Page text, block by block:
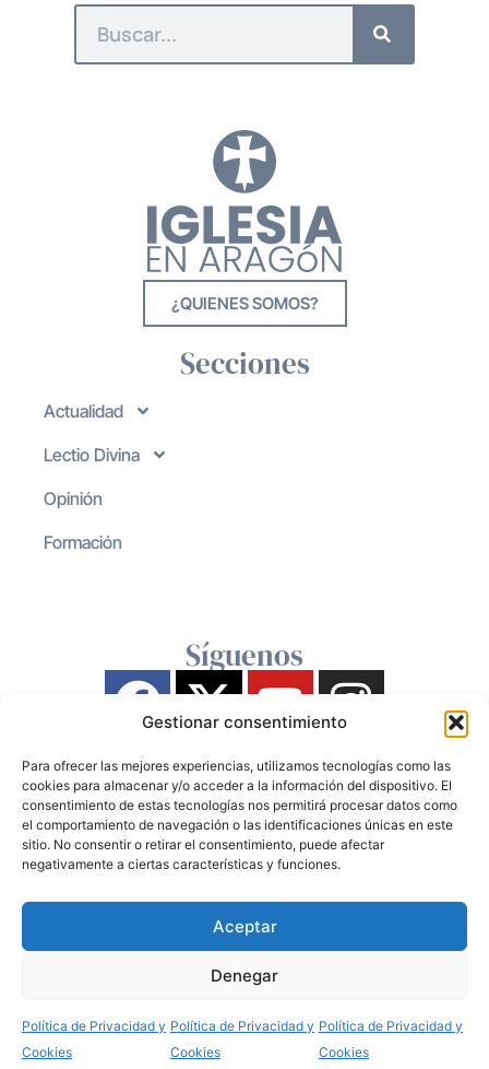
Gestionar consentimiento
Para ofrecer las mejores experiencias, utilizamos tecnologías como las
cookies para almacenar y/o acceder a la información del dispositivo. El
consentimiento de estas tecnologías nos permitirá procesar datos como
el comportamiento de navegación o las identificaciones únicas en este
sitio. No consentir o retirar el consentimiento, puede afectar
negativamente a ciertas características y funciones.
Aceptar
Denegar
Política de Privacidad y
Cookies
Política de Privacidad y
Cookies
Política de Privacidad y
Cookies
¿QUIENES SOMOS?
Secciones
Actualidad
Lectio Divina
Opinión
Formación
Síguenos